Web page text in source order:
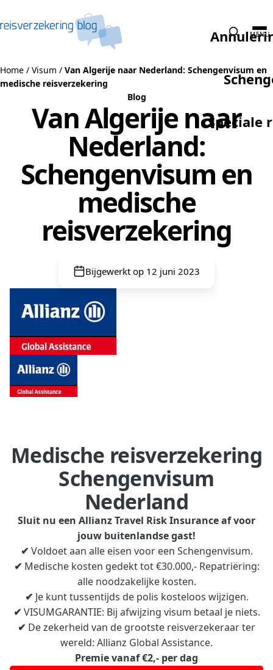
Speciale
MENU
Home / Visum / Van Algerije naar Nederland: Schengenvisum en
medische reisverzekering
Blog
Van Algerije naar
Nederland:
Schengenvisum en
medische
reisverzekering
Bijgewerkt op 12 juni 2023
Medische reisverzekering
Schengenvisum
Nederland
Sluit nu een Allianz Travel Risk Insurance af voor
jouw buitenlandse gast!
✔ Voldoet aan alle eisen voor een Schengenvisum.
✔ Medische kosten gedekt tot €30.000,- Repatriëring:
alle noodzakelijke kosten.
✔ Je kunt tussentijds de polis kosteloos wijzigen.
✔ VISUMGARANTIE: Bij afwijzing visum betaal je niets.
✔ De zekerheid van de grootste reisverzekeraar ter
wereld: Allianz Global Assistance.
Premie vanaf €2,- per dag